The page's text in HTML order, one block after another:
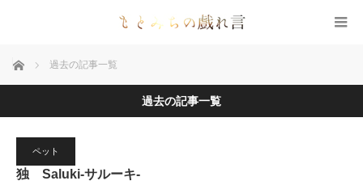
ホーム 過去の記事一覧
過去の記事一覧
ペット
2018.08.9
独 Saluki-サルーキ-